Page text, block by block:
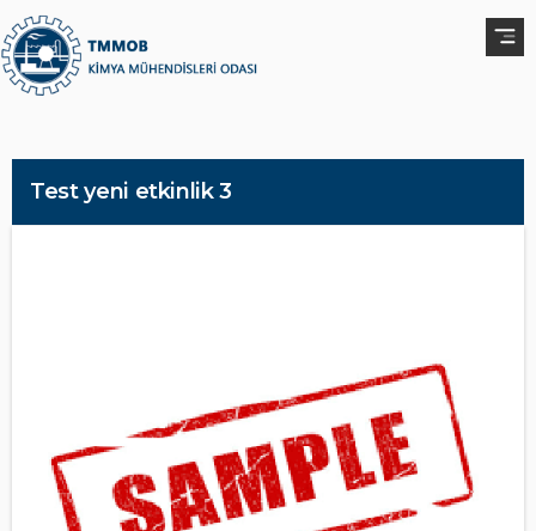
Test yeni etkinlik 3